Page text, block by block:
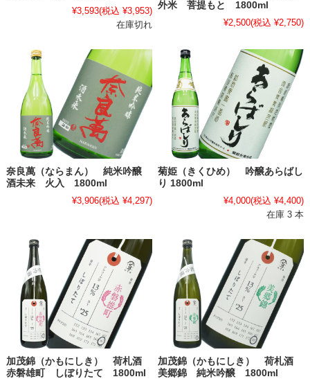
¥3,593(税込 ¥3,953)
在庫切れ
外米 菩提もと 1800ml
¥2,500(税込 ¥2,750)
奈良萬（ならまん） 純米吟醸
酒未来 火入 1800ml
¥3,906(税込 ¥4,297)
菊姫（きくひめ） 吟醸あらばし
り 1800ml
¥4,000(税込 ¥4,400)
在庫 3 本
加茂錦（かもにしき） 荷札酒
赤磐雄町 しぼりたて 1800ml
加茂錦（かもにしき） 荷札酒
美郷錦 純米吟醸 1800ml